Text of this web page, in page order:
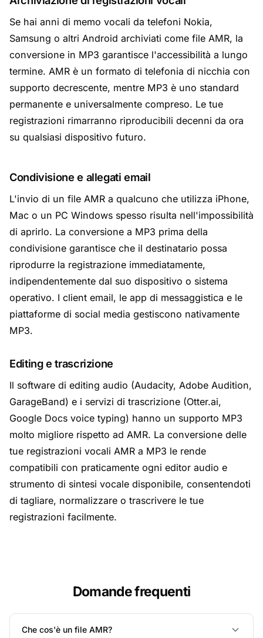
Se hai anni di memo vocali da telefoni Nokia,
Samsung o altri Android archiviati come file AMR, la
conversione in MP3 garantisce l'accessibilità a lungo
termine. AMR è un formato di telefonia di nicchia con
supporto decrescente, mentre MP3 è uno standard
permanente e universalmente compreso. Le tue
registrazioni rimarranno riproducibili decenni da ora
su qualsiasi dispositivo futuro.
Condivisione e allegati email
L'invio di un file AMR a qualcuno che utilizza iPhone,
Mac o un PC Windows spesso risulta nell'impossibilità
di aprirlo. La conversione a MP3 prima della
condivisione garantisce che il destinatario possa
riprodurre la registrazione immediatamente,
indipendentemente dal suo dispositivo o sistema
operativo. I client email, le app di messaggistica e le
piattaforme di social media gestiscono nativamente
MP3.
Editing e trascrizione
Il software di editing audio (Audacity, Adobe Audition,
GarageBand) e i servizi di trascrizione (Otter.ai,
Google Docs voice typing) hanno un supporto MP3
molto migliore rispetto ad AMR. La conversione delle
tue registrazioni vocali AMR a MP3 le rende
compatibili con praticamente ogni editor audio e
strumento di sintesi vocale disponibile, consentendoti
di tagliare, normalizzare o trascrivere le tue
registrazioni facilmente.
Domande frequenti
Che cos'è un file AMR?